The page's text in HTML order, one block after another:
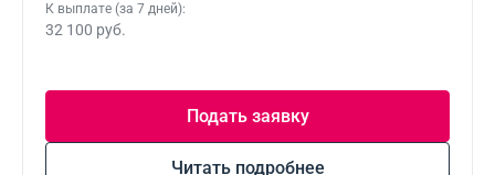
К выплате (за 7 дней):
32 100 руб.
Подать заявку
Читать подробнее